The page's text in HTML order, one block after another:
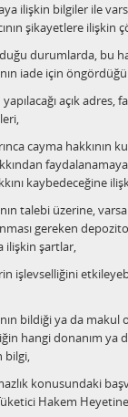
ilişkin bilgiler ile
şikayetlere
durumlarda, bu
iade için
açık adres,
cayma hakkının
kaybedeceğine
talebi üzerine,
gereken
ilişkin şartlar,
işlevselliğini
bildiği ya da
hangi donanım ya
bilgi,
konusundaki
Hakem